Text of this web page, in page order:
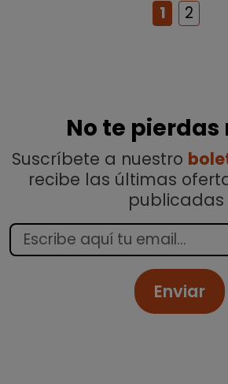
1 2
No te pierdas
Suscríbete a nuestro
recibe las últimas
publicadas
Enviar